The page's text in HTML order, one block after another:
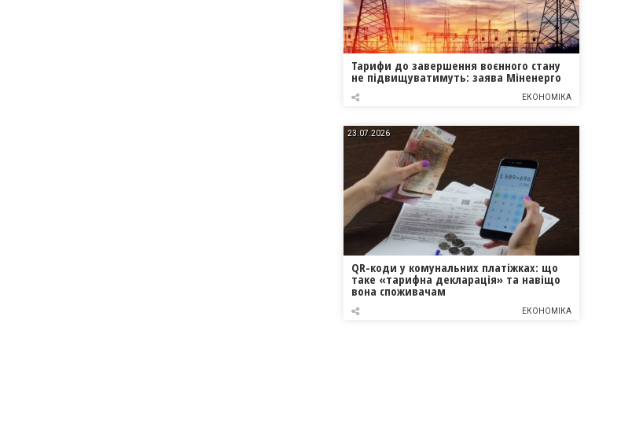
Тарифи до завершення воєнного стану
не підвищуватимуть: заява Міненерго
ЕКОНОМІКА
23.07.2026
QR-коди у комунальних платіжках: що
таке «тарифна декларація» та навіщо
вона споживачам
ЕКОНОМІКА